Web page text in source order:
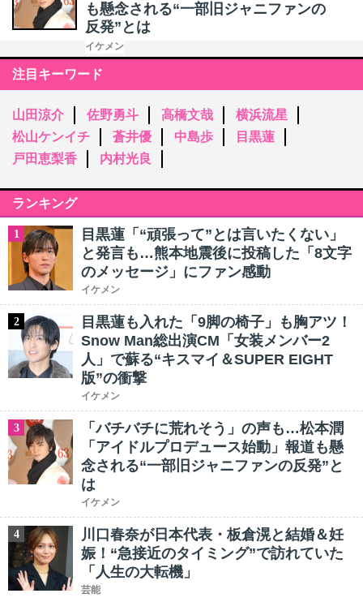
も懸念される“一部旧ジャニファンの
反発”とは
イケメン
注目キーワード
山田涼介 佐野勇斗 高橋文哉
横浜流星
松山ケンイチ
蒼井優 中島歩
目黒蓮
戸田恵梨香
内村光良
ランキング
1
目黒蓮「“頑張って”とは言いたくない」
と発言も…熊本地震後に投稿した「8文字
のメッセージ」にファン感動
イケメン
2
目黒蓮も入れた「9脚の椅子」も胸アツ！
Snow Man総出演CM「女装メンバー2
人」で蘇る“キスマイ＆SUPER EIGHT
版”の衝撃
イケメン
3
「バチバチに荒れそう」の声も…松本潤
「アイドルプロデュース始動」報道も懸
念される“一部旧ジャニファンの反発”と
は
イケメン
4
川口春奈が日本代表・板倉滉と結婚＆妊
娠！“急接近のタイミング”で訪れていた
「人生の大転機」
芸能